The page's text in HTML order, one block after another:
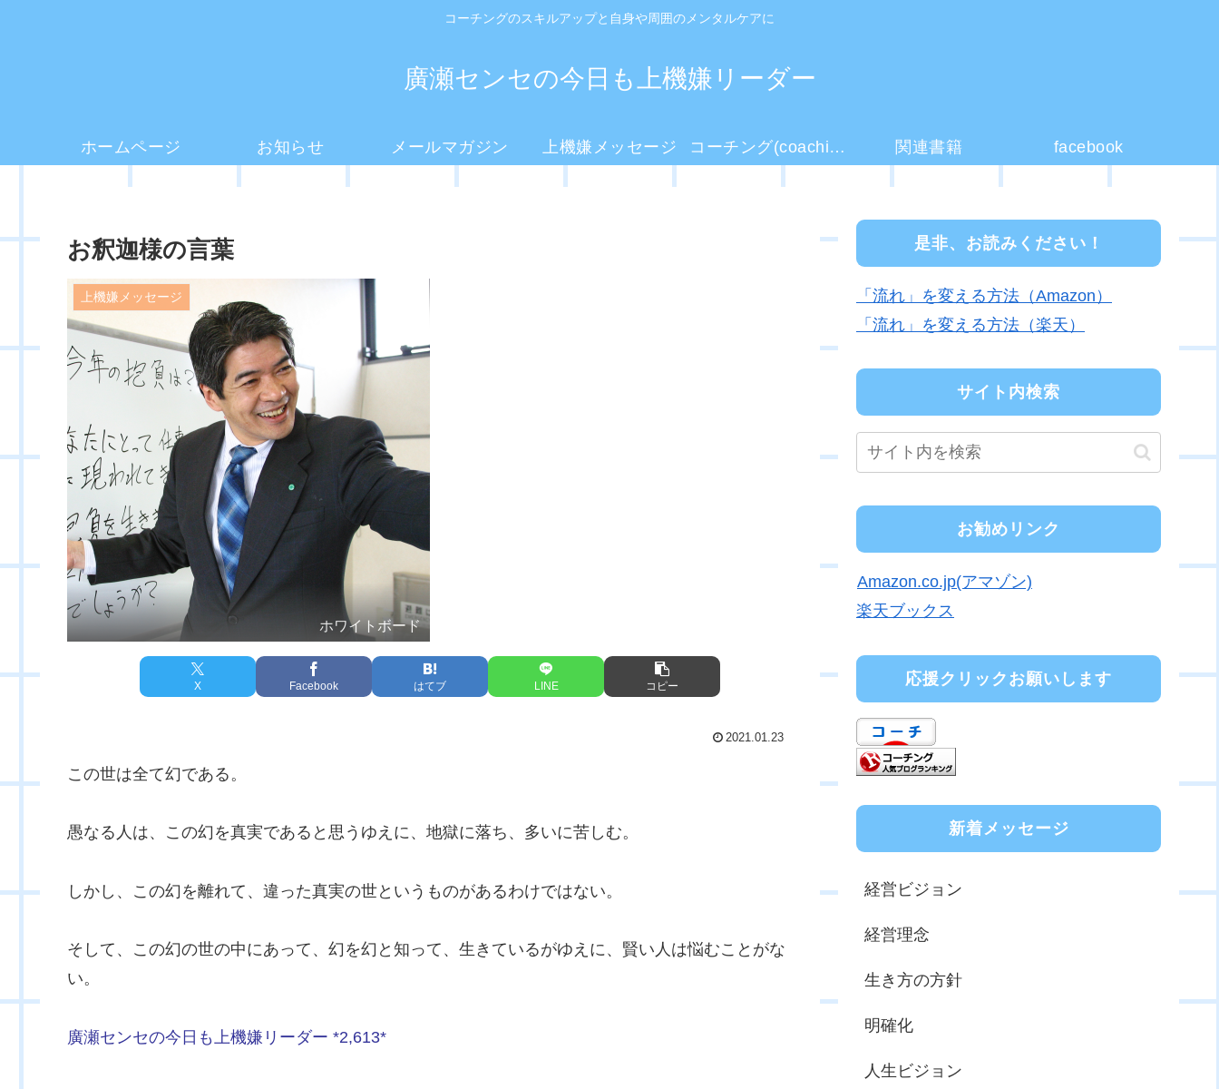
コーチングのスキルアップと自身や周囲のメンタルケアに
廣瀬センセの今日も上機嫌リーダー
ホームページ お知らせ メールマガジン 上機嫌メッセージ コーチング(coaching)とは？ 関連書籍 facebook
お釈迦様の言葉
上機嫌メッセージ
ホワイトボード
X Facebook はてブ LINE コピー
2021.01.23
この世は全て幻である。
愚なる人は、この幻を真実であると思うゆえに、地獄に落ち、多いに苦しむ。
しかし、この幻を離れて、違った真実の世というものがあるわけではない。
そして、この幻の世の中にあって、幻を幻と知って、生きているがゆえに、賢い人は悩むことがな
い。
廣瀬センセの今日も上機嫌リーダー *2,613*
是非、お読みください！
「流れ」を変える方法（Amazon）
「流れ」を変える方法（楽天）
サイト内検索
お勧めリンク
Amazon.co.jp(アマゾン)
楽天ブックス
応援クリックお願いします
新着メッセージ
経営ビジョン
経営理念
生き方の方針
明確化
人生ビジョン